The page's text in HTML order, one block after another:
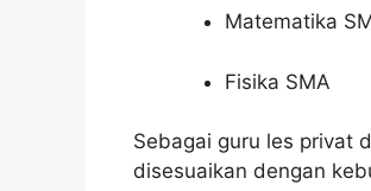
Matematika
Fisika SMA
Sebagai guru les privat
disesuaikan dengan